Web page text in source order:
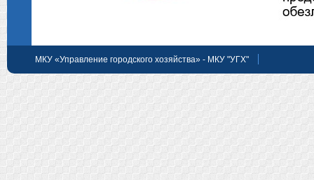
МКУ «Управление городского хозяйства» - МКУ "УГХ"